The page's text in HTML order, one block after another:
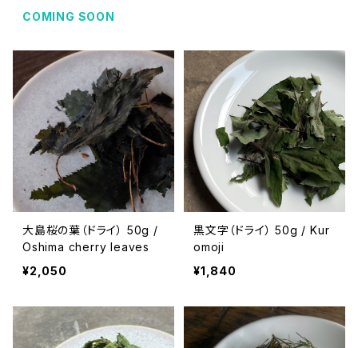
COMING SOON
大島桜の葉（ドライ） 50g /
Oshima cherry leaves
¥2,050
黒文字（ドライ） 50g / Kur
omoji
¥1,840